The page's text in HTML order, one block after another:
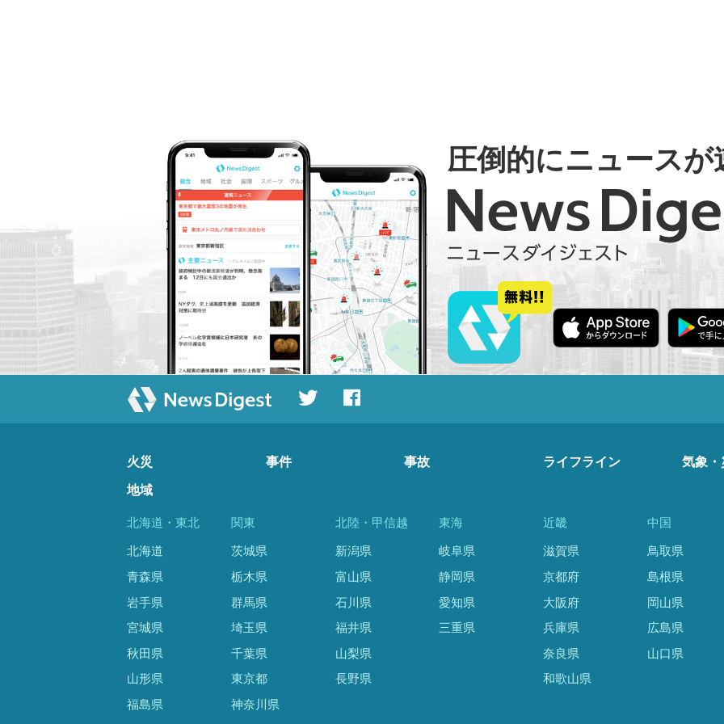
圧倒的にニュースが
火災 事件 事故 ライフライン 気象・
地域
北海道・東北
北海道
青森県
岩手県
宮城県
秋田県
山形県
福島県
関東
茨城県
栃木県
群馬県
埼玉県
千葉県
東京都
神奈川県
北陸・甲信越
新潟県
富山県
石川県
福井県
山梨県
長野県
東海
岐阜県
静岡県
愛知県
三重県
近畿
滋賀県
京都府
大阪府
兵庫県
奈良県
和歌山県
中国
鳥取県
島根県
岡山県
広島県
山口県